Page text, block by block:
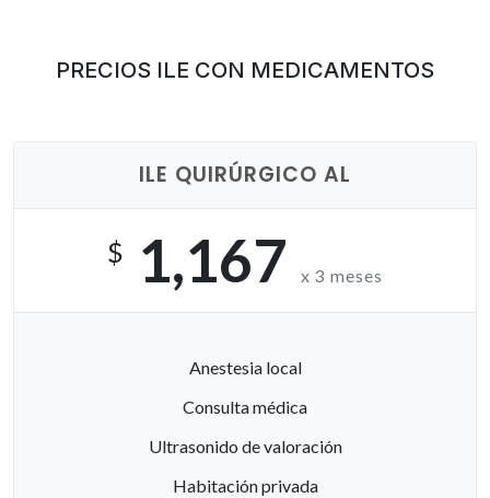
PRECIOS ILE CON MEDICAMENTOS
ILE QUIRÚRGICO AL
$ 1,167 x 3 meses
Anestesia local
Consulta médica
Ultrasonido de valoración
Habitación privada